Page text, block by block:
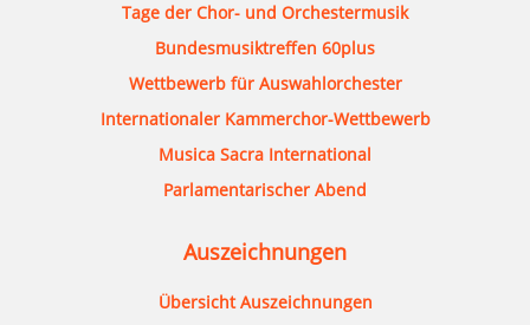
Tage der Chor- und Orchestermusik
Bundesmusiktreffen 60plus
Wettbewerb für Auswahlorchester
Internationaler Kammerchor-Wettbewerb
Musica Sacra International
Parlamentarischer Abend
Auszeichnungen
Übersicht Auszeichnungen